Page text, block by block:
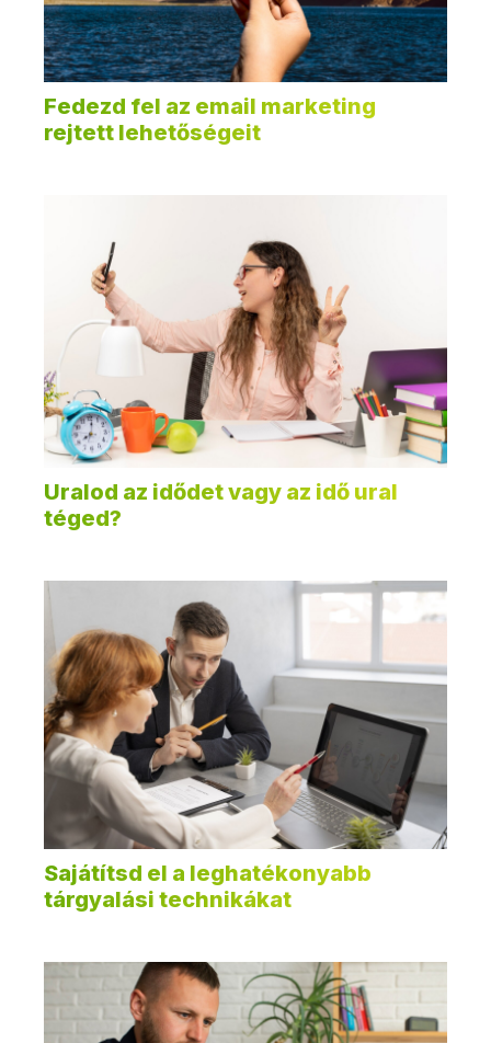
Fedezd fel az email marketing
rejtett lehetőségeit
Uralod az idődet vagy az idő ural
téged?
Sajátítsd el a leghatékonyabb
tárgyalási technikákat